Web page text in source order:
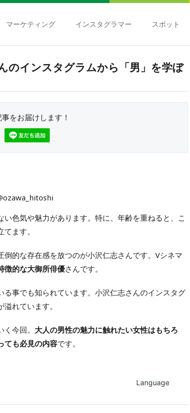
マーケティング インスタグラマー スポット
のインスタグラムから「男」を学ぼ
をお届けします！
色気や魅力があります。特に、年齢を重ねると、こ
ます。
的な存在感を放つのが小沢仁志さんです。Vシネマ
徴的な大御所俳優さんです。
事でも知られています。小沢仁志さんのインスタグ
溢れています。
今回。 大人の男性の魅力に触れたい女性はもちろ
ても必見の内容です。